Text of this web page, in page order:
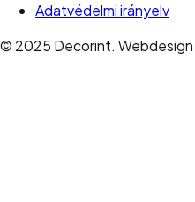
Adatvédelmi irányelv
© 2025 Decorint.